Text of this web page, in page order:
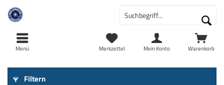
Warenkorb
Merkzettel Mein Konto
Menü
Filtern